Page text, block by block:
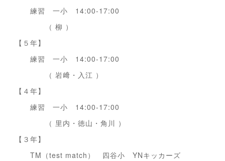
練習 一小 14:00-17:00
（ 柳 ）
【５年】
練習 一小 14:00-17:00
（ 岩﨑・入江 ）
【４年】
練習 一小 14:00-17:00
（ 里内・徳山・角川 ）
【３年】
TM（test match） 四谷小 YNキッカーズ